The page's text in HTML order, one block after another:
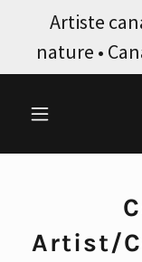
Artiste
nature •
Artist/